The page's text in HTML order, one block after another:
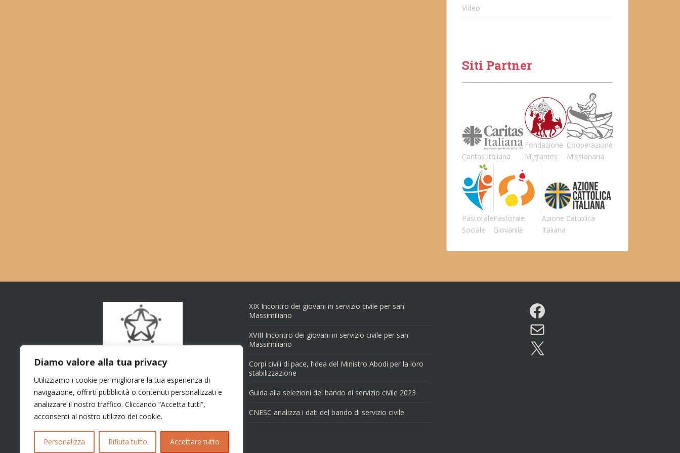
Diamo valore alla tua privacy
Utilizziamo i cookie per migliorare la tua esperienza di
navigazione, offrirti pubblicità o contenuti personalizzati e
analizzare il nostro traffico. Cliccando “Accetta tutti”,
acconsenti al nostro utilizzo dei cookie.
Personalizza Rifiuta tutto Accettare tutto
Video
Siti Partner
Caritas Italiana
Fondazione
Migrantes
Cooperazione
Missionaria
Pastorale
Sociale
Pastorale
Giovanile
Azione Cattolica
Italiana
XIX Incontro dei giovani in servizio civile per san
Massimiliano
XVIII Incontro dei giovani in servizio civile per san
Massimiliano
Corpi civili di pace, l’idea del Ministro Abodi per la loro
stabilizzazione
Guida alla selezioni del bando di servizio civile 2023
CNESC analizza i dati del bando di servizio civile
Facebook
Email
X